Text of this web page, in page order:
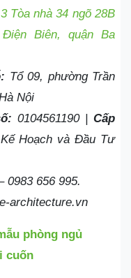
Tòa nhà 34 ngõ 28B
Biên, quận Ba
Tổ 09, phường Trần
Nội
0104561190 |Cấp
Hoạch và Đầu Tư
0983 656 995.
architecture.vn
phòng ngủ
cuốn